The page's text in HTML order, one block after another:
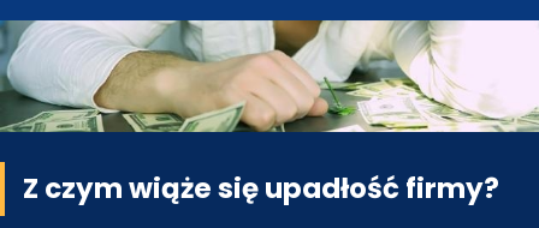
Z czym wiąże się upadłość firmy?